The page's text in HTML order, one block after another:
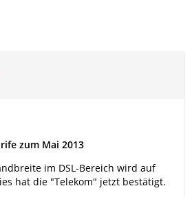
zum Mai 2013
im DSL-Bereich wird auf
hat die "Telekom" jetzt bestätigt.